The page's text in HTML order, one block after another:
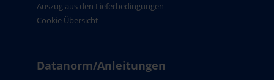
Auszug aus den Lieferbedingungen
Cookie Übersicht
Datanorm/Anleitungen